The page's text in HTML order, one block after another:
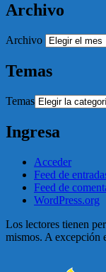
Archivo
Archivo
Temas
Temas
Ingresa
Acceder
Feed de
Feed de
WordPress.org
Los lectores tienen
mismos. A excepción